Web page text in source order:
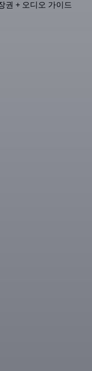
권 + 오디오 가이드